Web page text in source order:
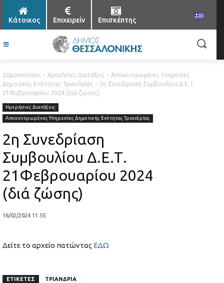
Κάτοικος Επιχειρείν Επισκέπτης
Δημοσιεύσεις Ημερήσιες Διατάξεις
Αποκεντρωμένες Υπηρεσίες
Δημοτικής Ενότητας Τριανδρίας
2η Συνεδρίαση Συμβουλίου Δ.Ε.Τ.
21Φεβρουαρίου 2024 (διά ζώσης)
Ημερήσιες Διατάξεις
Αποκεντρωμένες Υπηρεσίες Δημοτικής Ενότητας Τριανδρίας
2η Συνεδρίαση
Συμβουλίου Δ.Ε.Τ.
21Φεβρουαρίου 2024
(διά ζώσης)
16/02/2024 11:55
Δείτε το αρχείο πατώντας ΕΔΩ
ΕΤΙΚΕΤΕΣ ΤΡΙΑΝΔΡΙΑ